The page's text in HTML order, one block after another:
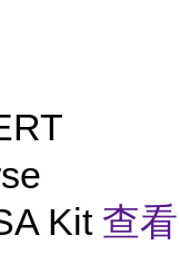
Kit 查看